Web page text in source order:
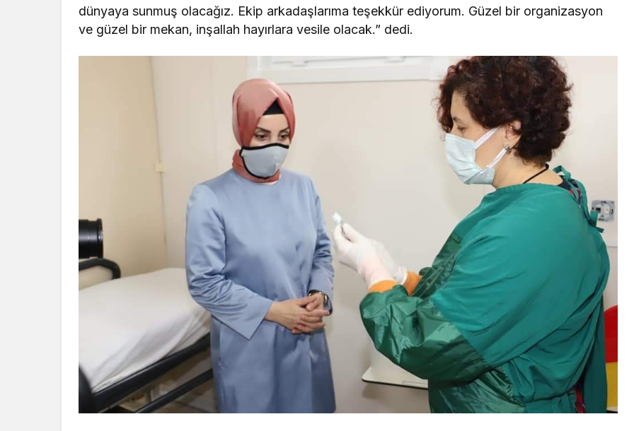
dünyaya sunmuş olacağız. Ekip arkadaşlarıma teşekkür ediyorum. Güzel bir organizasyon
ve güzel bir mekan, inşallah hayırlara vesile olacak.” dedi.